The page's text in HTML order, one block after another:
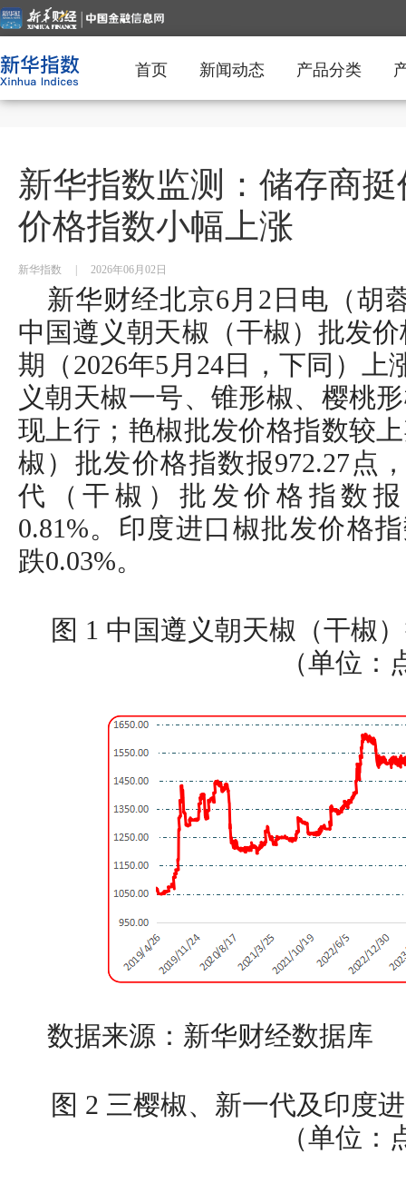
首页 新闻动态 产品分类
新华指数监测：储存商
价格指数小幅上涨
新华指数 2026年06月02日
新华财经北京6月2日电（胡
中国遵义朝天椒（干椒）批发
期（2026年5月24日，下同）上
义朝天椒一号、锥形椒、樱桃
现上行；艳椒批发价格指数较
椒）批发价格指数报972.27点
代（干椒）批发价格指数报
0.81%。印度进口椒批发价格
跌0.03%。
图 1 中国遵义朝天椒（干椒
（单位：
数据来源：新华财经数据库
图 2 三樱椒、新一代及印度
（单位：